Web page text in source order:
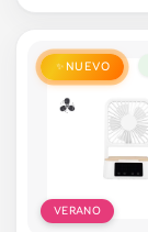
✨ NUEVO
VERANO